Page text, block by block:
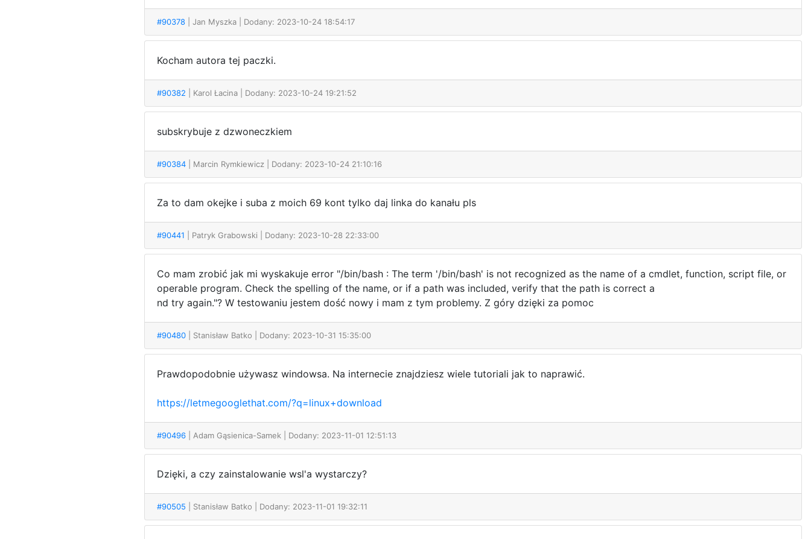
#90378 | Jan Myszka | Dodany: 2023-10-24 18:54:17
Kocham autora tej paczki.
#90382 | Karol Łacina | Dodany: 2023-10-24 19:21:52
subskrybuje z dzwoneczkiem
#90384 | Marcin Rymkiewicz | Dodany: 2023-10-24 21:10:16
Za to dam okejke i suba z moich 69 kont tylko daj linka do kanału pls
#90441 | Patryk Grabowski | Dodany: 2023-10-28 22:33:00
Co mam zrobić jak mi wyskakuje error "/bin/bash : The term '/bin/bash' is not recognized as the name of a cmdlet, function, script file, or
operable program. Check the spelling of the name, or if a path was included, verify that the path is correct a
nd try again."? W testowaniu jestem dość nowy i mam z tym problemy. Z góry dzięki za pomoc
#90480 | Stanisław Batko | Dodany: 2023-10-31 15:35:00
Prawdopodobnie używasz windowsa. Na internecie znajdziesz wiele tutoriali jak to naprawić.
https://letmegooglethat.com/?q=linux+download
#90496 | Adam Gąsienica-Samek | Dodany: 2023-11-01 12:51:13
Dzięki, a czy zainstalowanie wsl'a wystarczy?
#90505 | Stanisław Batko | Dodany: 2023-11-01 19:32:11